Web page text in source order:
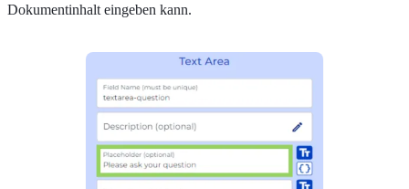
Dokumentinhalt eingeben kann.